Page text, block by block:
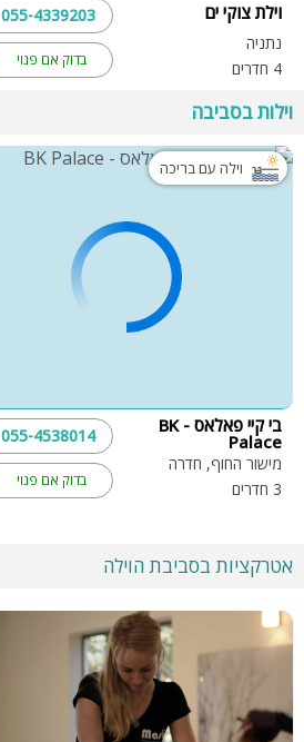
וילת צוקי ים
נתניה
4 חדרים
בדוק אם פנוי
055-4339203
וילות בסביבה
וילה עם בריכה
בי קיי פאלאס - BK
Palace
מישור החוף, חדרה
3 חדרים
בדוק אם פנוי
055-4538014
אטרקציות בסביבת הוילה